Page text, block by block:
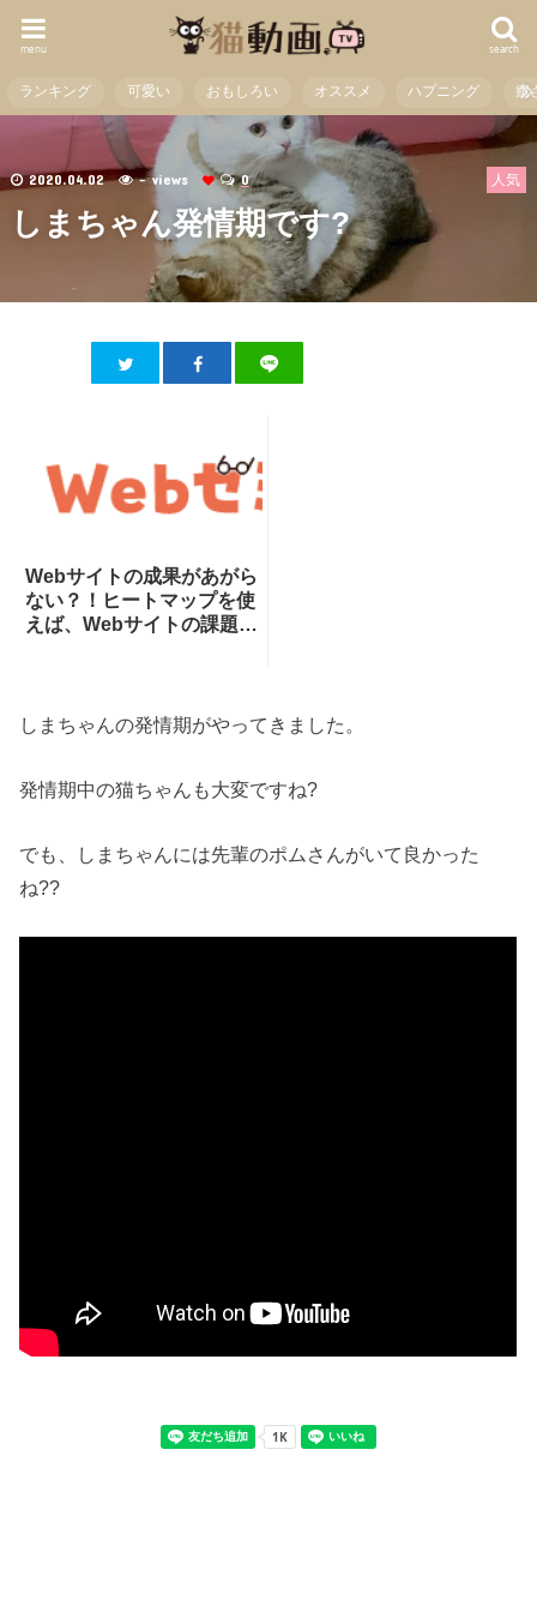
search
menu
ランキング 可愛い おもしろい オススメ ハプニング 癒
人気
2020.04.02 - views 0
しまちゃん発情期です?
Webサイトの成果があがら
ない？！ヒートマップを使
えば、Webサイトの課題が
しまちゃんの発情期がやってきました。
発情期中の猫ちゃんも大変ですね?
でも、しまちゃんには先輩のポムさんがいて良かった
ね??